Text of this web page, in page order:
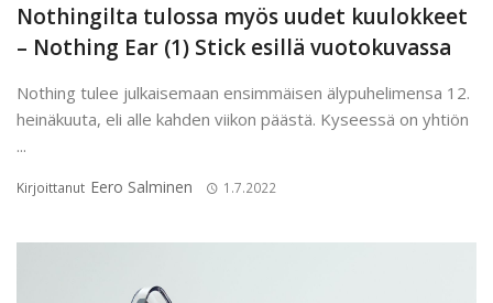
Nothingilta tulossa myös uudet kuulokkeet
– Nothing Ear (1) Stick esillä vuotokuvassa
Nothing tulee julkaisemaan ensimmäisen älypuhelimensa 12.
heinäkuuta, eli alle kahden viikon päästä. Kyseessä on yhtiön
...
Kirjoittanut Eero Salminen 1.7.2022